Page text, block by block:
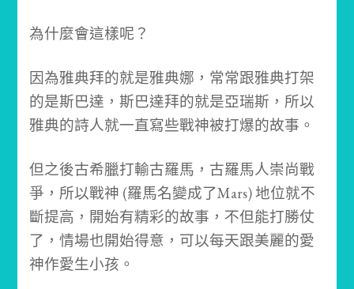
為什麼會這樣呢？
因為雅典拜的就是雅典娜，常常跟雅典打架
的是斯巴達，斯巴達拜的就是亞瑞斯，所以
雅典的詩人就一直寫些戰神被打爆的故事。
但之後古希臘打輸古羅馬，古羅馬人崇尚戰
爭，所以戰神 (羅馬名變成了Mars) 地位就不
斷提高，開始有精彩的故事，不但能打勝仗
了，情場也開始得意，可以每天跟美麗的愛
神作愛生小孩。